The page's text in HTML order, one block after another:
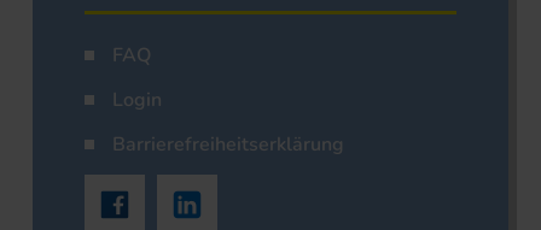
FAQ
Login
Barrierefreiheitserklärung